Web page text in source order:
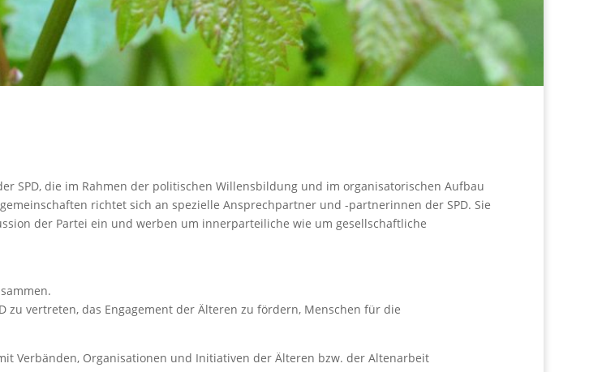
SPD, die im Rahmen der politischen Willensbildung und im organisatorischen Aufbau
richtet sich an spezielle Ansprechpartner und -partnerinnen der SPD. Sie
der Partei ein und werben um innerparteiliche wie um gesellschaftliche
vertreten, das Engagement der Älteren zu fördern, Menschen für die
Verbänden, Organisationen und Initiativen der Älteren bzw. der Altenarbeit